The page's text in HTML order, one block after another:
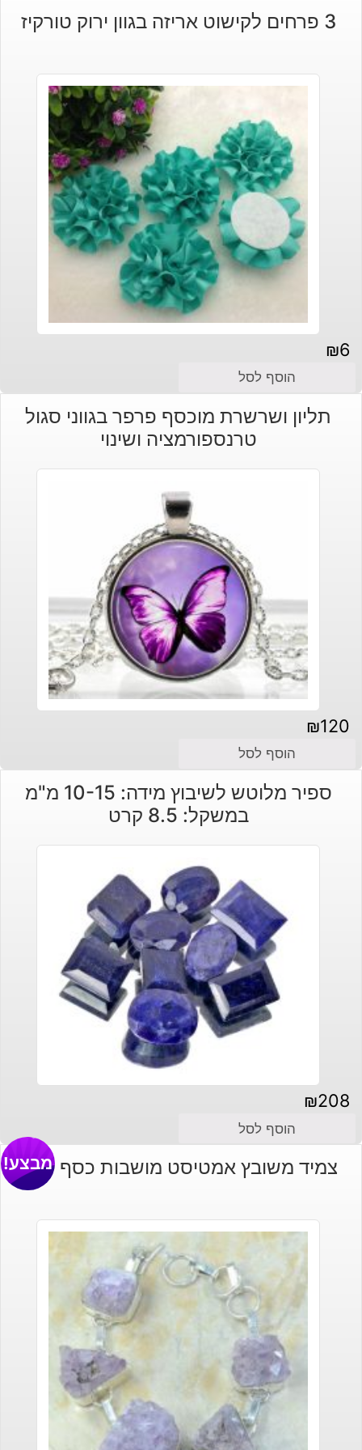
המקורי
היה:
הנוכחי
הוא:
3 פרחים לקישוט אריזה בגוון ירוק טורקיז
₪6
הוסף לסל
תליון ושרשרת מוכסף פרפר בגווני סגול
טרנספורמציה ושינוי
₪120
הוסף לסל
ספיר מלוטש לשיבוץ מידה: 10-15 מ"מ
במשקל: 8.5 קרט
₪208
הוסף לסל
צמיד משובץ אמטיסט מושבות כסף 925 מבצע!